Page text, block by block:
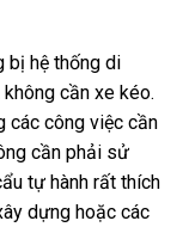
bị hệ thống di
cần xe kéo.
các công việc cần
cần phải sử
tự hành rất thích
dựng hoặc các